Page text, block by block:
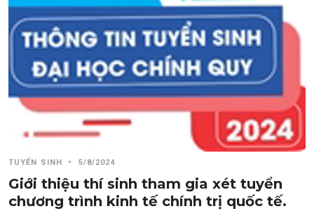
TUYỂN SINH • 5/8/2024
Giới thiệu thí sinh tham gia xét tuyển
chương trình kinh tế chính trị quốc tế.